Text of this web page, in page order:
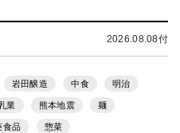
2026.08.08付
岩田醸造 中食 明治
業 熊本地震 麺
食品 惣菜